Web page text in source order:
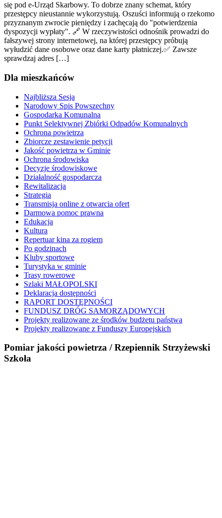
się pod e-Urząd Skarbowy. To dobrze znany schemat, który
przestępcy nieustannie wykorzystują. Oszuści informują o rzekomo
przyznanym zwrocie pieniędzy i zachęcają do "potwierdzenia
dyspozycji wypłaty". 🔗 W rzeczywistości odnośnik prowadzi do
fałszywej strony internetowej, na której przestępcy próbują
wyłudzić dane osobowe oraz dane karty płatniczej.✅ Zawsze
sprawdzaj adres […]
Dla mieszkańców
Najbliższa Sesja
Narodowy Spis Powszechny
Gospodarka Komunalna
Punkt Selektywnej Zbiórki Odpadów Komunalnych
Ochrona powietrza
Zbiorcze zestawienie petycji
Jakość powietrza w Gminie
Ochrona środowiska
Decyzje środowiskowe
Działalność gospodarcza
Rewitalizacja
Strategia
Transmisja online z otwarcia ofert
Darmowa pomoc prawna
Edukacja
Kultura
Repertuar kina za rogiem
Po godzinach
Kluby sportowe
Turystyka w gminie
Trasy rowerowe
Szlaki MAŁOPOLSKI
Deklaracja dostępności
RAPORT DOSTĘPNOŚCI
FUNDUSZ DRÓG SAMORZĄDOWYCH
Projekty realizowane ze środków budżetu państwa
Projekty realizowane z Funduszy Europejskich
Pomiar jakości powietrza / Rzepiennik Strzyżewski
Szkoła